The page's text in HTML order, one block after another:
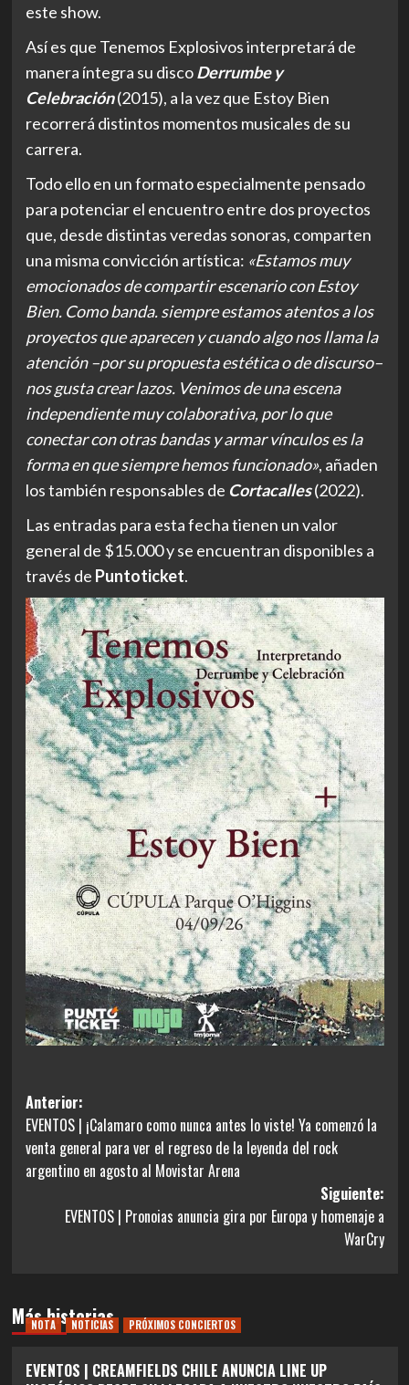
este show.
Así es que Tenemos Explosivos interpretará de
manera íntegra su discoDerrumbe y
Celebración(2015), a la vez que Estoy Bien
recorrerá distintos momentos musicales de su
carrera.
Todo ello en un formato especialmente pensado
para potenciar el encuentro entre dos proyectos
que, desde distintas veredas sonoras, comparten
una misma convicción artística: «Estamos muy
emocionados de compartir escenario con Estoy
Bien. Como banda. siempre estamos atentos a los
proyectos que aparecen y cuando algo nos llama la
atención –por su propuesta estética o de discurso–
nos gusta crear lazos. Venimos de una escena
independiente muy colaborativa, por lo que
conectar con otras bandas y armar vínculos es la
forma en que siempre hemos funcionado», añaden
los también responsables de Cortacalles(2022).
Las entradas para esta fecha tienen un valor
general de $15.000 y se encuentran disponibles a
través de Puntoticket.
Navegación
de
entradas
Anterior:
EVENTOS | ¡Calamaro como nunca antes lo viste! Ya comenzó la
venta general para ver el regreso de la leyenda del rock
argentino en agosto al Movistar Arena
Siguiente:
EVENTOS | Pronoias anuncia gira por Europa y homenaje a
WarCry
Más historias
NOTA NOTICIAS PRÓXIMOS CONCIERTOS
EVENTOS | CREAMFIELDS CHILE ANUNCIA LINE UP